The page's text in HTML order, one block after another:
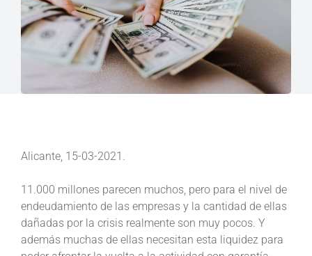
Alicante, 15-03-2021.
11.000 millones parecen muchos, pero para el nivel de
endeudamiento de las empresas y la cantidad de ellas
dañadas por la crisis realmente son muy pocos. Y
además muchas de ellas necesitan esta liquidez para